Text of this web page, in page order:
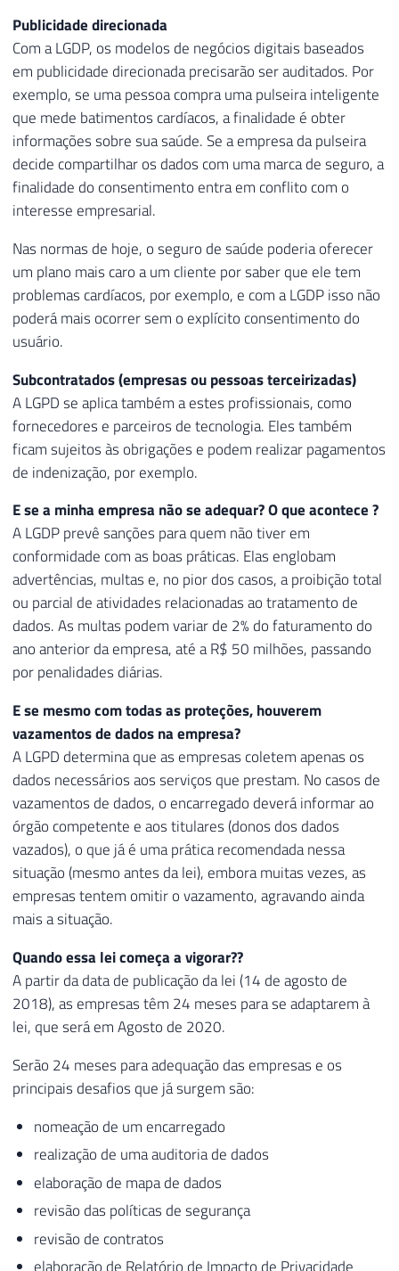
Publicidade direcionada
Com a LGDP, os modelos de negócios digitais baseados
em publicidade direcionada precisarão ser auditados. Por
exemplo, se uma pessoa compra uma pulseira inteligente
que mede batimentos cardíacos, a finalidade é obter
informações sobre sua saúde. Se a empresa da pulseira
decide compartilhar os dados com uma marca de seguro, a
finalidade do consentimento entra em conflito com o
interesse empresarial.
Nas normas de hoje, o seguro de saúde poderia oferecer
um plano mais caro a um cliente por saber que ele tem
problemas cardíacos, por exemplo, e com a LGDP isso não
poderá mais ocorrer sem o explícito consentimento do
usuário.
Subcontratados (empresas ou pessoas terceirizadas)
A LGPD se aplica também a estes profissionais, como
fornecedores e parceiros de tecnologia. Eles também
ficam sujeitos às obrigações e podem realizar pagamentos
de indenização, por exemplo.
E se a minha empresa não se adequar? O que acontece ?
A LGDP prevê sanções para quem não tiver em
conformidade com as boas práticas. Elas englobam
advertências, multas e, no pior dos casos, a proibição total
ou parcial de atividades relacionadas ao tratamento de
dados. As multas podem variar de 2% do faturamento do
ano anterior da empresa, até a R$ 50 milhões, passando
por penalidades diárias.
E se mesmo com todas as proteções, houverem
vazamentos de dados na empresa?
A LGPD determina que as empresas coletem apenas os
dados necessários aos serviços que prestam. No casos de
vazamentos de dados, o encarregado deverá informar ao
órgão competente e aos titulares (donos dos dados
vazados), o que já é uma prática recomendada nessa
situação (mesmo antes da lei), embora muitas vezes, as
empresas tentem omitir o vazamento, agravando ainda
mais a situação.
Quando essa lei começa a vigorar??
A partir da data de publicação da lei (14 de agosto de
2018), as empresas têm 24 meses para se adaptarem à
lei, que será em Agosto de 2020.
Serão 24 meses para adequação das empresas e os
principais desafios que já surgem são:
nomeação de um encarregado
realização de uma auditoria de dados
elaboração de mapa de dados
revisão das políticas de segurança
revisão de contratos